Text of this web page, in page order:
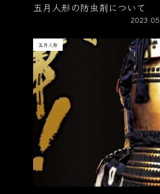
五月人形の防虫剤について
五月人形